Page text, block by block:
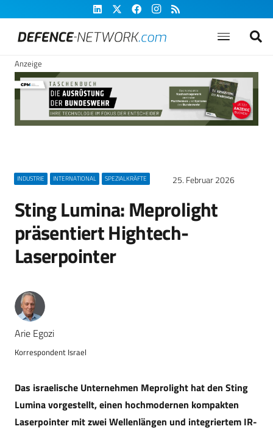
Anzeige
INDUSTRIE INTERNATIONAL SPEZIALKRÄFTE 25. Februar 2026
Sting Lumina: Meprolight
präsentiert Hightech-
Laserpointer
Arie Egozi
Korrespondent Israel
Das israelische Unternehmen Meprolight hat den Sting
Lumina vorgestellt, einen hochmodernen kompakten
Laserpointer mit zwei Wellenlängen und integriertem IR-